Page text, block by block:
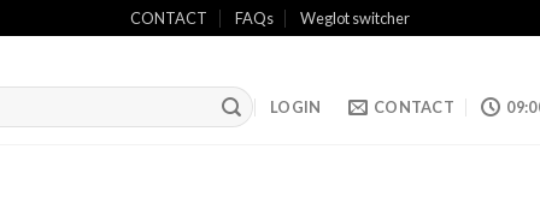
CONTACT FAQs Weglot switcher
LOGIN CONTACT